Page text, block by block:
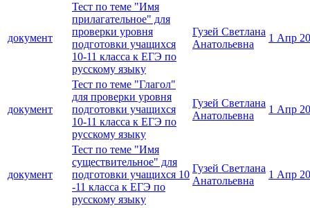
документ
Тест по теме "Имя
прилагательное" для
проверки уровня
подготовки учащихся
10-11 класса к ЕГЭ по
русскому языку
Гузей Светлана
Анатольевна
1 Апр
документ
Тест по теме "Глагол"
для проверки уровня
подготовки учащихся
10-11 класса к ЕГЭ по
русскому языку
Гузей Светлана
Анатольевна
1 Апр
документ
Тест по теме "Имя
существительное" для
подготовки учащихся 10
-11 класса к ЕГЭ по
русскому языку
Гузей Светлана
Анатольевна
1 Апр